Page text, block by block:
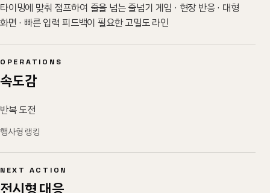
타이밍에 맞춰 점프하여 줄을 넘는 줄넘기 게임 · 현장 반응 · 대형
화면 · 빠른 입력 피드백이 필요한 고밀도 라인
OPERATIONS
속도감
반복 도전
행사형 랭킹
NEXT ACTION